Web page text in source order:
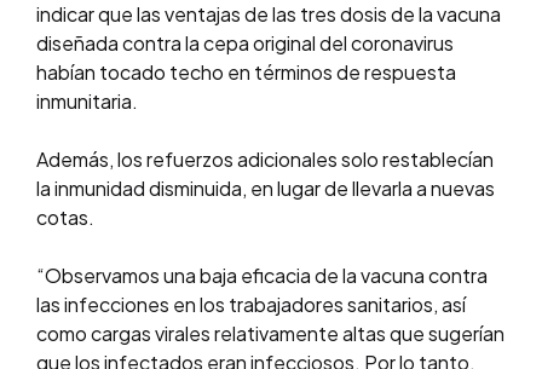
indicar que las ventajas de las tres dosis de la vacuna
diseñada contra la cepa original del coronavirus
habían tocado techo en términos de respuesta
inmunitaria.
Además, los refuerzos adicionales solo restablecían
la inmunidad disminuida, en lugar de llevarla a nuevas
cotas.
“Observamos una baja eficacia de la vacuna contra
las infecciones en los trabajadores sanitarios, así
como cargas virales relativamente altas que sugerían
que los infectados eran infecciosos. Por lo tanto,